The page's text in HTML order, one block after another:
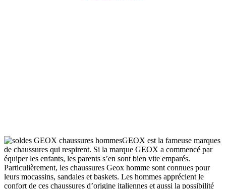
GEOX est la fameuse marques
de chaussures qui respirent. Si la marque GEOX a commencé par
équiper les enfants, les parents s’en sont bien vite emparés.
Particulièrement, les chaussures Geox homme sont connues pour
leurs mocassins, sandales et baskets. Les hommes apprécient le
confort de ces chaussures d’origine italiennes et aussi la possibilité